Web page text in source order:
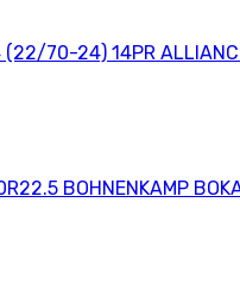
70-24) 14PR
BOHNENKAMP